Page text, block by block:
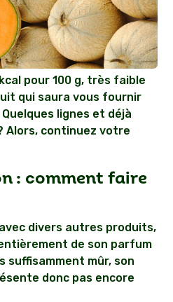
pour 100 g, très faible
qui saura vous fournir
lignes et déjà
Alors, continuez votre
: comment faire
divers autres produits,
de son parfum
suffisamment mûr, son
donc pas encore